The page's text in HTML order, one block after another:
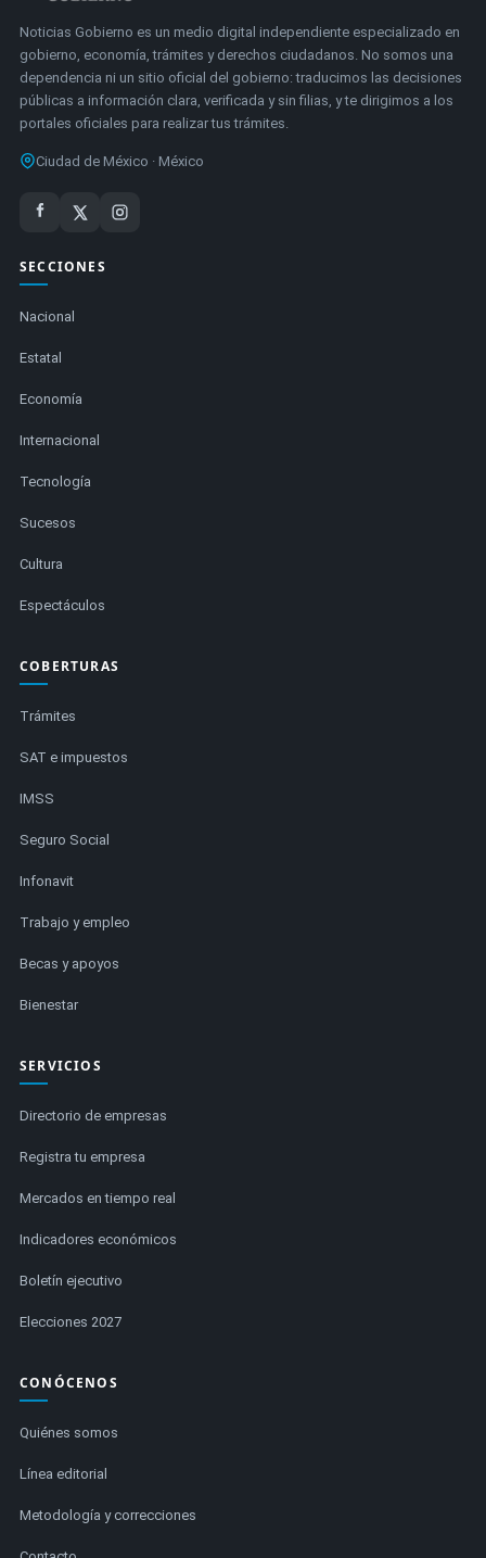
Noticias Gobierno es un medio digital independiente especializado en
gobierno, economía, trámites y derechos ciudadanos. No somos una
dependencia ni un sitio oficial del gobierno: traducimos las decisiones
públicas a información clara, verificada y sin filias, y te dirigimos a los
portales oficiales para realizar tus trámites.
Ciudad de México · México
SECCIONES
Nacional
Estatal
Economía
Internacional
Tecnología
Sucesos
Cultura
Espectáculos
COBERTURAS
Trámites
SAT e impuestos
IMSS
Seguro Social
Infonavit
Trabajo y empleo
Becas y apoyos
Bienestar
SERVICIOS
Directorio de empresas
Registra tu empresa
Mercados en tiempo real
Indicadores económicos
Boletín ejecutivo
Elecciones 2027
CONÓCENOS
Quiénes somos
Línea editorial
Metodología y correcciones